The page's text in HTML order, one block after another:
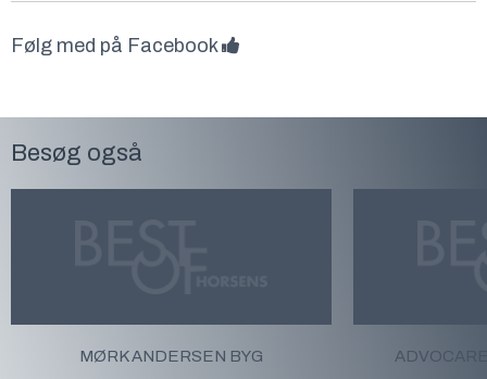
Følg med på Facebook
Besøg også
MØRK ANDERSEN BYG